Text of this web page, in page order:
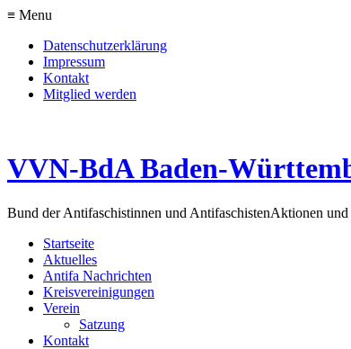
≡ Menu
Datenschutzerklärung
Impressum
Kontakt
Mitglied werden
VVN-BdA Baden-
Bund der Antifaschistinnen und AntifaschistenAktionen
Startseite
Aktuelles
Antifa Nachrichten
Kreisvereinigungen
Verein
Satzung
Kontakt